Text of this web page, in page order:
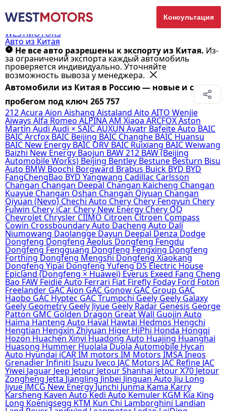
Консультация
WESTMOTORS
Авто из Китая
Не все авто разрешены к экспорту из Китая. Из-
за ограничений экспорта каждый автомобиль
проверяется индивидуально. Уточняйте
возможность вывоза у менеджера.
Автомобили из Китая в Россию — новые и с
пробегом под ключ 265 757
212Acura Aion Aishang Aistaland Aito AITO Wenjie
Aiways Alfa Romeo ALPINAAM Xiaoa ARCFOXAston
Martin Audi Audi × SAICAUXUN Avatr Bafeite Auto BAIC
BAIC Arcfox BAIC Beijing BAIC Changhe BAIC Huansu
BAIC New Energy BAIC ORV BAIC Ruixiang BAIC Weiwang
Baizhi New Energy Baojun BAW 212 BAW (Beijing
Automobile Works) Beijing Bentley Bestune Besturn Bisu
Auto BMW Boochi Borgward Brabus Buick BYD BYD
FangChengBao BYD Yangwang Cadillac Carlsson
Changan Changan Deepal Changan Kaicheng Changan
Kuayue Changan Oshan Changan Qiyuan Changan
Qiyuan (Nevo) Chechi Auto Chery Chery Fengyun Chery
Fulwin Chery iCar Chery New Energy Chery QQ
Chevrolet Chrysler CIIMO Citroen CitroënCompass
Cowin Crossboundary Auto Dacheng Auto Dali
Niumowang Daolangge Dayun Deepal Denza Dodge
Dongfeng Dongfeng Aeolus Dongfeng Fengdu
Dongfeng Fengguang Dongfeng Fengxing Dongfeng
ForthingDongfeng Mengshi Dongfeng Xiaokang
Dongfeng Yipai Dongfeng YufengDS Electric House
Epicland (Dongfeng × Huawei) Everus Exeed Fang Cheng
Bao FAW Feidie Auto Ferrari Fiat Firefly Foday Ford Foton
Freelander GAC Aion GAC Gonow GAC Group GAC
Haobo GAC Hyptec GAC Trumpchi Geely Geely Galaxy
Geely Geometry Geely Jiyue Geely Radar Genesis George
Patton GMC Golden Dragon Great Wall Guojin Auto
Haima Hanteng Auto Haval Hawtai HedmosHengchi
Hengtian Hengxin Zhiyuan Higer HiPhi Honda Hongqi
Hozon Huachen XinyiHuadong Auto Huajing Huanghai
Huasong Hummer Huolala Duola Automobile Hycan
Auto Hyundai iCARIM motors IM Motors IMSAIneos
GrenadierInfiniti Isuzu Iveco JAC Motors JAC Refine JAC
Yiwei Jaguar Jeep Jetour Jetour Shanhai Jetour X70 Jetour
Zongheng JettaJiangling Jinbei Jinguan Auto Jiu Long
JiyueJMCG New EnergyJunchi Junma Kama Karry
Karsheng Kaven AutoKedi Auto Kemuler KGM Kia King
Long Koenigsegg KTM Kun Chi Lamborghini Landian